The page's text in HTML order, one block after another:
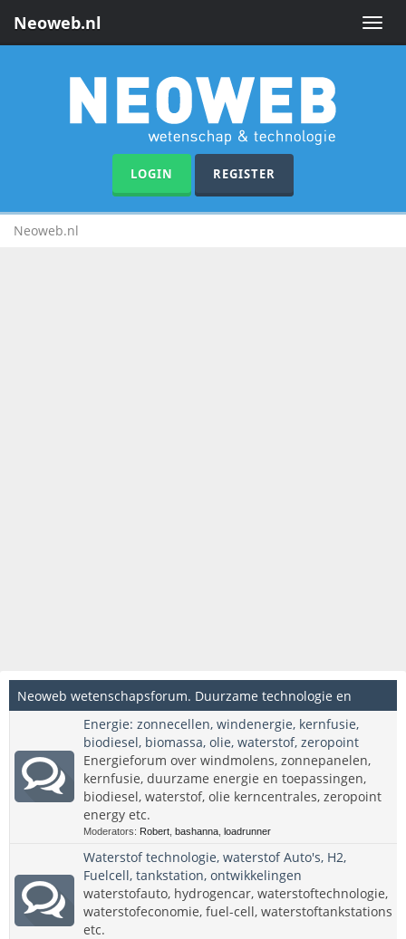
Toggle
Neoweb.nl
LOGIN REGISTER
Neoweb.nl
Neoweb wetenschapsforum. Duurzame technologie en
innovatieve wetenschappelijke onderwerpen.
Energie: zonnecellen, windenergie, kernfusie,
biodiesel, biomassa, olie, waterstof, zeropoint
Energieforum over windmolens, zonnepanelen,
kernfusie, duurzame energie en toepassingen,
biodiesel, waterstof, olie kerncentrales, zeropoint
energy etc.
Moderators: Robert bashanna loadrunner
Waterstof technologie, waterstof Auto's, H2,
Fuelcell, tankstation, ontwikkelingen
waterstofauto, hydrogencar, waterstoftechnologie,
waterstofeconomie, fuel-cell, waterstoftankstations
etc.